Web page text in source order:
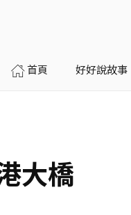
首頁 好好說故事
大橋